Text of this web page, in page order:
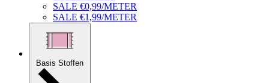
SALE €0,99/METER
SALE €1,99/METER
Basis Stoffen